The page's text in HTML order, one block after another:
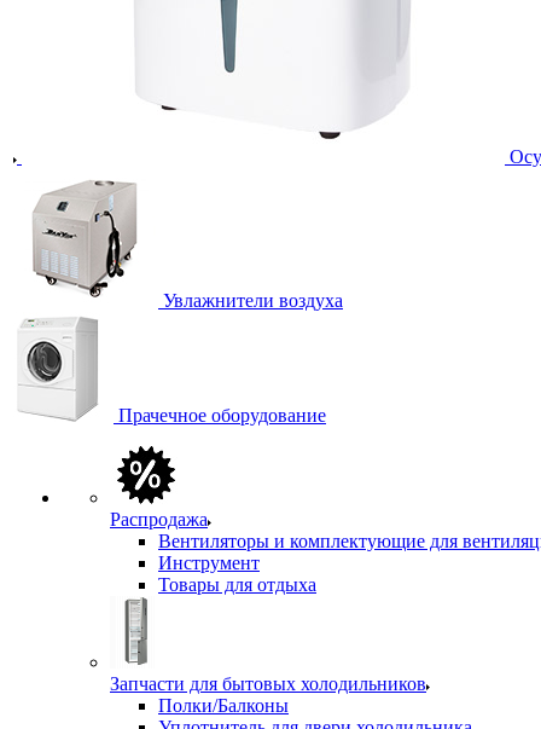
Увлажнители воздуха
Прачечное оборудование
Распродажа
Вентиляторы и комплектующие для
Инструмент
Товары для отдыха
Запчасти для бытовых холодильников
Полки/Балконы